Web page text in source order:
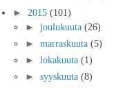
► 2015 (101)
► joulukuuta (26)
► marraskuuta (5)
► lokakuuta (1)
► syyskuuta (8)